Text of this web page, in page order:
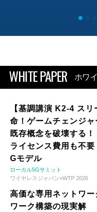
WHITE PAPER ホワ
【基調講演 K2-4 ス
命！ゲームチェンジ
既存概念を破壊する
ライセンス費用も不
Gモデル
ローカル5Gサミット
ワイヤレスジャパン×WTP 2026
高価な専用ネットワ
ワーク構築の現実解